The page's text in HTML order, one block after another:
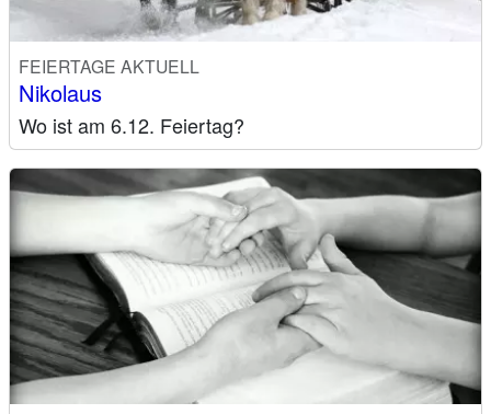
FEIERTAGE AKTUELL
Nikolaus
Wo ist am 6.12. Feiertag?